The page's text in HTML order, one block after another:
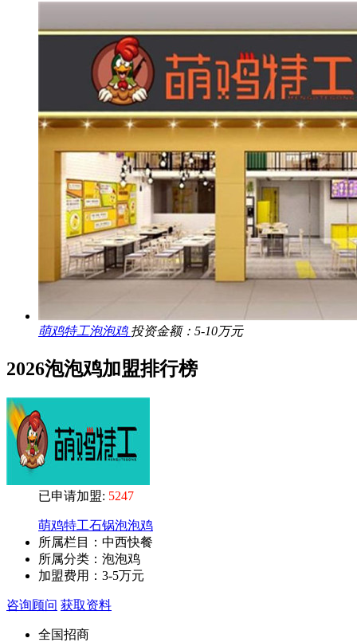
萌鸡特工泡泡鸡 投资金额：5-10万元
2026泡泡鸡加盟排行榜
已申请加盟: 5247
萌鸡特工石锅泡泡鸡
所属栏目：中西快餐
所属分类：泡泡鸡
加盟费用： 3-5万元
咨询顾问 获取资料
全国招商